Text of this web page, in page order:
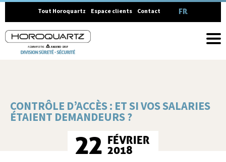
Tout Horoquartz Espace clients Contact FRANÇAIS
CONTRÔLE D’ACCÈS : ET SI VOS SALARIES
ÉTAIENT DEMANDEURS ?
22 FÉVRIER
2018